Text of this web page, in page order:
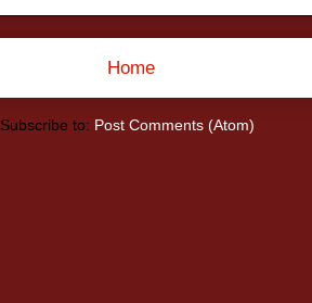
Home
Subscribe to: Post Comments (Atom)